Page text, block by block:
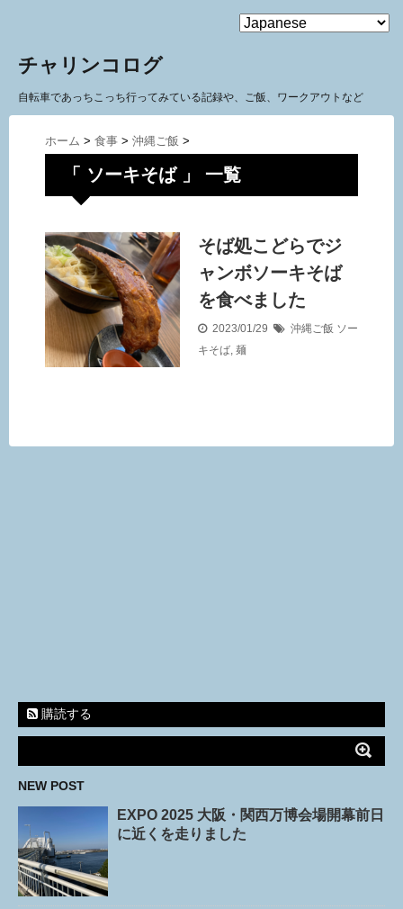
MENU
チャリンコログ
自転車であっちこっち行ってみている記録や、ご飯、ワークアウトなど
ホーム > 食事 > 沖縄ご飯 >
「 ソーキそば 」 一覧
そば処こどらでジ
ャンボソーキそば
を食べました
2023/01/29 沖縄ご飯 ソー
キそば, 麺
購読する
NEW POST
EXPO 2025 大阪・関西万博会場開幕前日
に近くを走りました